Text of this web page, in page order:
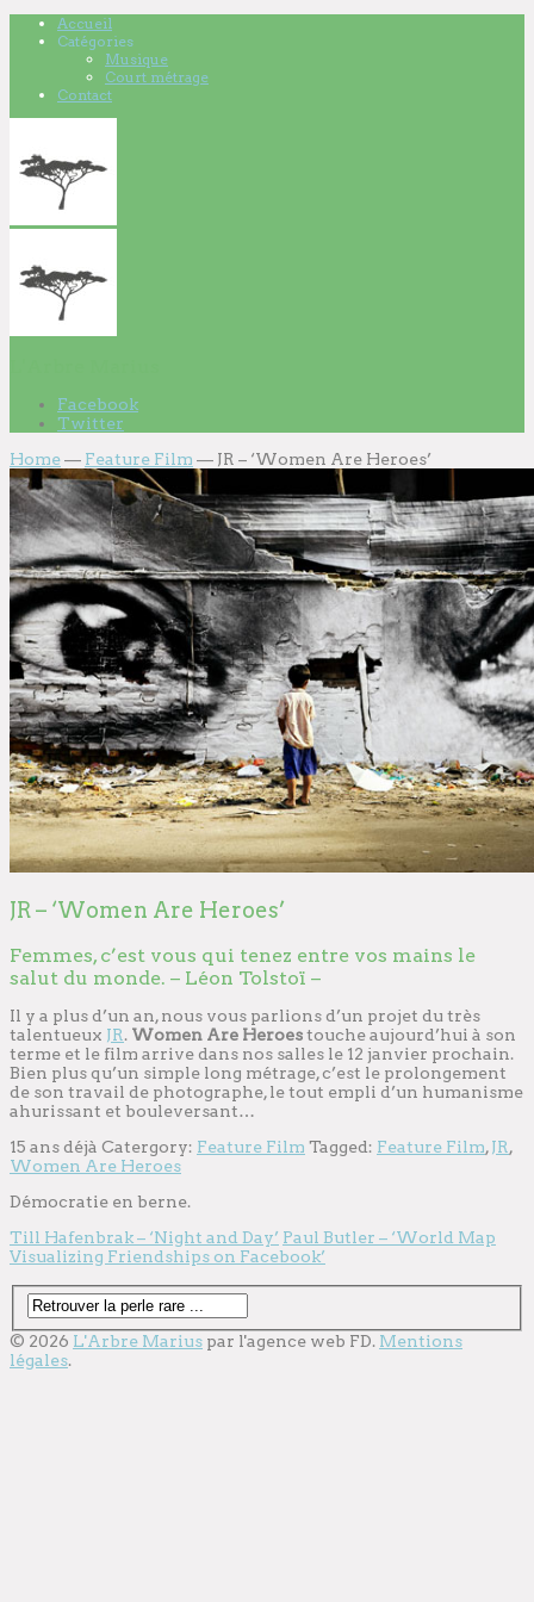
Accueil
Catégories
Musique
Court métrage
Contact
Facebook
Twitter
Home— Feature Film — JR – ‘Women Are Heroes’
JR – ‘Women Are Heroes’
Femmes, c’est vous qui tenez entre vos mains le
salut du monde. – Léon Tolstoï –
Il y a plus d’un an, nous vous parlions d’un projet du très
talentueux JR. Women Are Heroestouche aujourd’hui à son
terme et le film arrive dans nos salles le 12 janvier prochain.
Bien plus qu’un simple long métrage, c’est le prolongement
de son travail de photographe, le tout empli d’un humanisme
ahurissant et bouleversant…
15 ans déjà Catergory: Feature Film Tagged: Feature Film,JR,
Women Are Heroes
Démocratie en berne.
Till Hafenbrak – ‘Night and Day’ Paul Butler – ‘World Map
Visualizing Friendships on Facebook’
© 2026 L'Arbre Marius par l'agence web FD. Mentions
légales.